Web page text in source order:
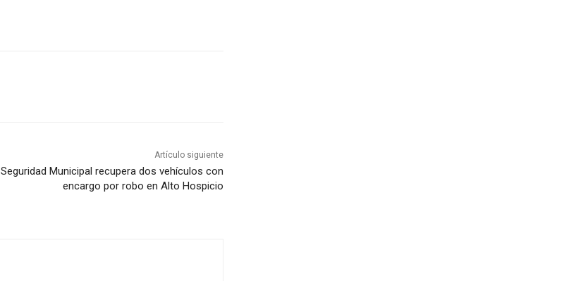
Artículo siguiente
Seguridad Municipal recupera dos vehículos con
encargo por robo en Alto Hospicio